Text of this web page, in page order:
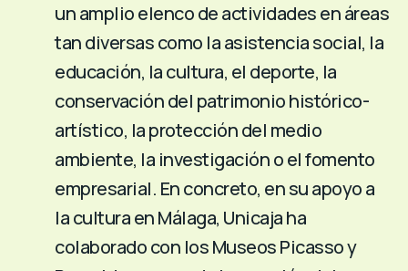
un amplio elenco de actividades en áreas
tan diversas como la asistencia social, la
educación, la cultura, el deporte, la
conservación del patrimonio histórico-
artístico, la protección del medio
ambiente, la investigación o el fomento
empresarial. En concreto, en su apoyo a
la cultura en Málaga, Unicaja ha
colaborado con los Museos Picasso y